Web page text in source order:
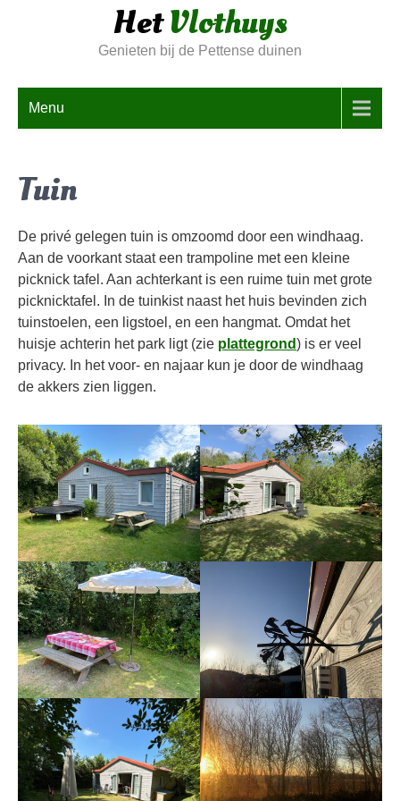
HetVlothuys
Genieten bij de Pettense duinen
Menu
Tuin
De privé gelegen tuin is omzoomd door een windhaag.
Aan de voorkant staat een trampoline met een kleine
picknick tafel. Aan achterkant is een ruime tuin met grote
picknicktafel. In de tuinkist naast het huis bevinden zich
tuinstoelen, een ligstoel, en een hangmat. Omdat het
huisje achterin het park ligt (zie plattegrond) is er veel
privacy. In het voor- en najaar kun je door de windhaag
de akkers zien liggen.